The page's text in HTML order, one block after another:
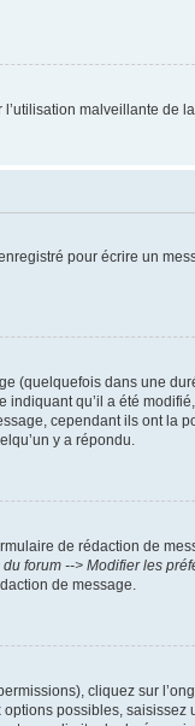
malveillante de
pour écrire un
(quelquefois dans une
qu’il a été
cependant ils ont la
y a répondu.
de rédaction de
forum --> Modifier les
de message.
cliquez sur
possibles, saisissez